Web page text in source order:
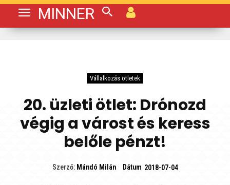
MINNER
Vállalkozás ötletek
20. üzleti ötlet: Drónozd
végig a várost és keress
belőle pénzt!
Szerző: Mándó Milán Dátum 2018-07-04